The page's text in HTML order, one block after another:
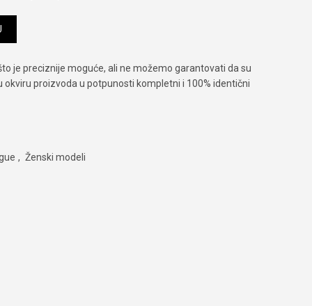
je preciznije moguće, ali ne možemo garantovati da su
proizvoda u potpunosti kompletni i 100% identični
, Ženski modeli